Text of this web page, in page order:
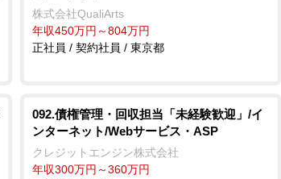
株式会社QualiArts
年収450万円～804万円
正社員 / 契約社員 / 東京都
092.債権管理・回収担当「未経験歓迎」/イ
ンターネット/Webサービス・ASP
クレジットエンジン株式会社
年収300万円～360万円